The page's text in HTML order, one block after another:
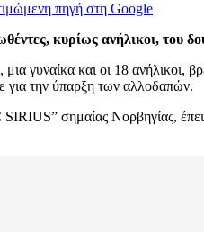
πηγή στη Google
κυρίως ανήλικοι, του
γυναίκα και οι 18
την ύπαρξη των αλλοδαπών.
σημαίας Νορβηγίας,